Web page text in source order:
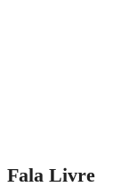
Fala Livre